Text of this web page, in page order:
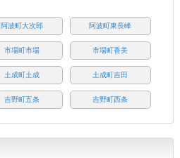
阿波町大次郎 阿波町東長峰
市場町市場 市場町香美
土成町土成 土成町吉田
吉野町五条 吉野町西条